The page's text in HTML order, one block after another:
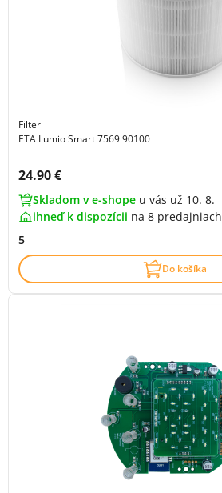
Filter
ETA Lumio Smart 7569 90100
Cena s DPH:
24.90 €
Skladom v e-shope u vás už 10. 8.
ihneď k dispozícii na 8 predajniach
5
Do košíka